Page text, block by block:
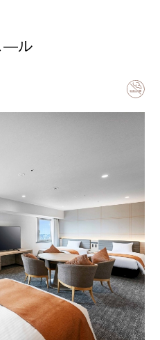
のみ）
設置した大人3名様利用時
ラベッドをご用意）
様ご利用時の設置となり
ストラベッドの設置はご
―ル